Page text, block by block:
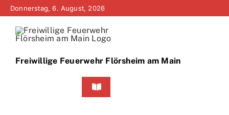
Zum
springen
Donnerstag, 6. August, 2026
Freiwillige Feuerwehr Flörsheim am Main
Toggle